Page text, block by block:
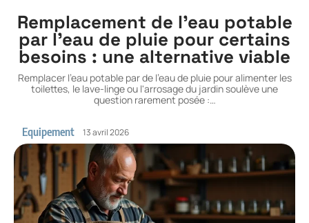
Remplacement de l’eau potable
par l’eau de pluie pour certains
besoins : une alternative viable
Remplacer l'eau potable par de l'eau de pluie pour alimenter les
toilettes, le lave-linge ou l'arrosage du jardin soulève une
question rarement posée :…
Equipement 13 avril 2026